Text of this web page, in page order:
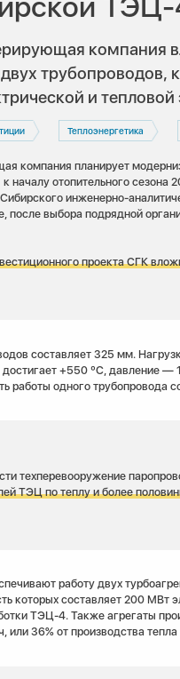
компания
трубопроводов,
и
Теплоэнергетика
компания планирует
отопительного сезона
инженерно-
после выбора подрядной
проекта СГК
составляет 325 мм.
достигает +550 ºС, давление —
работы одного трубопровода
техперевооружение
ТЭЦ по теплу и более
работу двух
которых составляет 200 МВт
ТЭЦ-4. Также агрегаты
или 36% от производства